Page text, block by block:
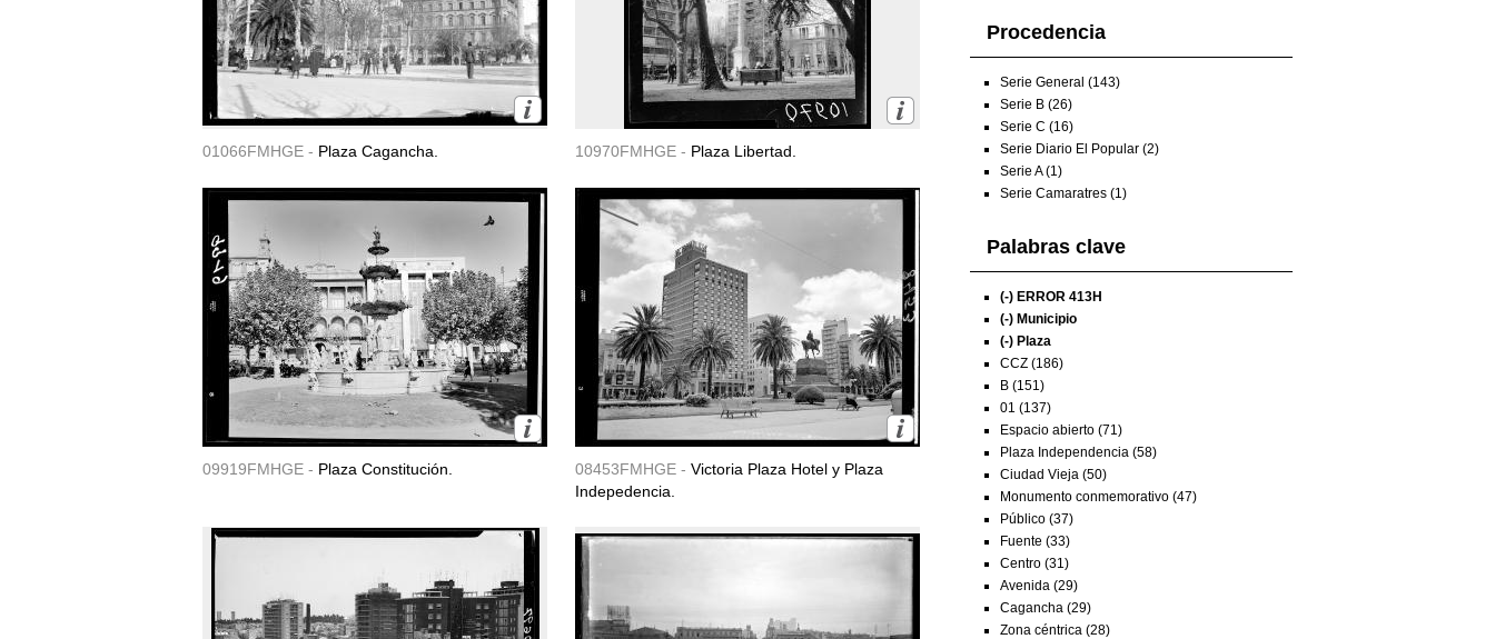
01066FMHGE - Plaza Cagancha. 10970FMHGE - Plaza Libertad.
09919FMHGE - Plaza Constitución. 08453FMHGE - Victoria Plaza Hotel y Plaza
Indepedencia.
Procedencia
Serie General (143)
Serie B (26)
Serie C (16)
Serie Diario El Popular (2)
Serie A (1)
Serie Camaratres (1)
Palabras clave
(-) ERROR 413H
(-) Municipio
(-) Plaza
CCZ (186)
B (151)
01 (137)
Espacio abierto (71)
Plaza Independencia (58)
Ciudad Vieja (50)
Monumento conmemorativo (47)
Público (37)
Fuente (33)
Centro (31)
Avenida (29)
Cagancha (29)
Zona céntrica (28)